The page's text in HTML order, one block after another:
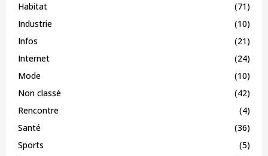
Habitat
(71)
Industrie
(10)
Infos
(21)
Internet
(24)
Mode
(10)
Non classé
(42)
Rencontre
(4)
Santé
(36)
Sports
(5)